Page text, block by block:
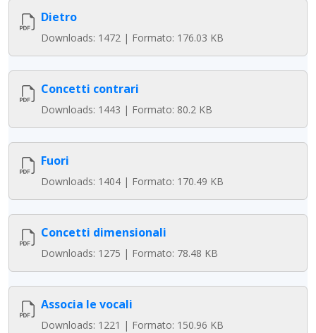
Dietro
Downloads: 1472 | Formato: 176.03 KB
Concetti contrari
Downloads: 1443 | Formato: 80.2 KB
Fuori
Downloads: 1404 | Formato: 170.49 KB
Concetti dimensionali
Downloads: 1275 | Formato: 78.48 KB
Associa le vocali
Downloads: 1221 | Formato: 150.96 KB